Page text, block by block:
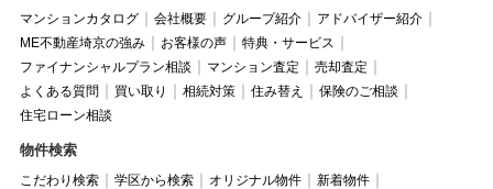
マンションカタログ 会社概要 グループ紹介
アドバイザー紹介
ME不動産埼京の強み
お客様の声
特典・サービス
ファイナンシャルプラン相談
マンション査定
売却査定
よくある質問
買い取り 相続対策 住み替え
保険のご相談
住宅ローン相談
物件検索
こだわり検索 学区から検索 オリジナル物件
新着物件